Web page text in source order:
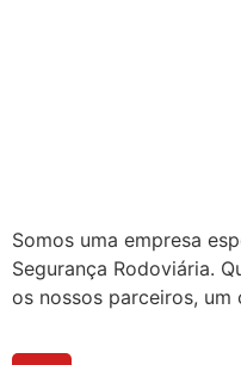
Somos uma empresa
Segurança Rodoviária.
os nossos parceiros, um